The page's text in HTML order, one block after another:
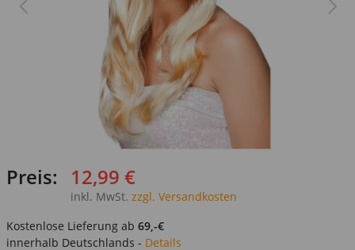
Preis: 12,99 €
inkl. MwSt. zzgl. Versandkosten
Kostenlose Lieferung ab 69,-€
innerhalb Deutschlands - Details